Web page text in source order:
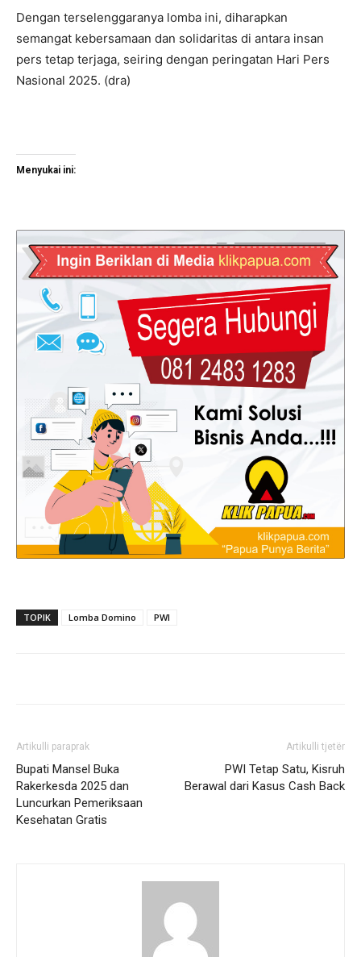
Dengan terselenggaranya lomba ini, diharapkan
semangat kebersamaan dan solidaritas di antara insan
pers tetap terjaga, seiring dengan peringatan Hari Pers
Nasional 2025. (dra)
Menyukai ini:
TOPIK Lomba Domino PWI
Artikulli paraprak
Bupati Mansel Buka
Rakerkesda 2025 dan
Luncurkan Pemeriksaan
Kesehatan Gratis
Artikulli tjetër
PWI Tetap Satu, Kisruh
Berawal dari Kasus Cash Back